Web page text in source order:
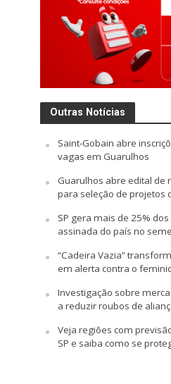
Outras Notícias
Saint-Gobain abre
vagas em Guarulhos
Guarulhos abre edital de
para seleção de projetos
SP gera mais de 25%
assinada do país no
“Cadeira Vazia”
em alerta contra o
Investigação sobre
a reduzir roubos de
Veja regiões com
SP e saiba como se